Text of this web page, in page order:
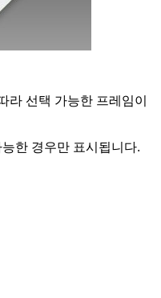
라 선택 가능한 프레임이
한 경우만 표시됩니다.